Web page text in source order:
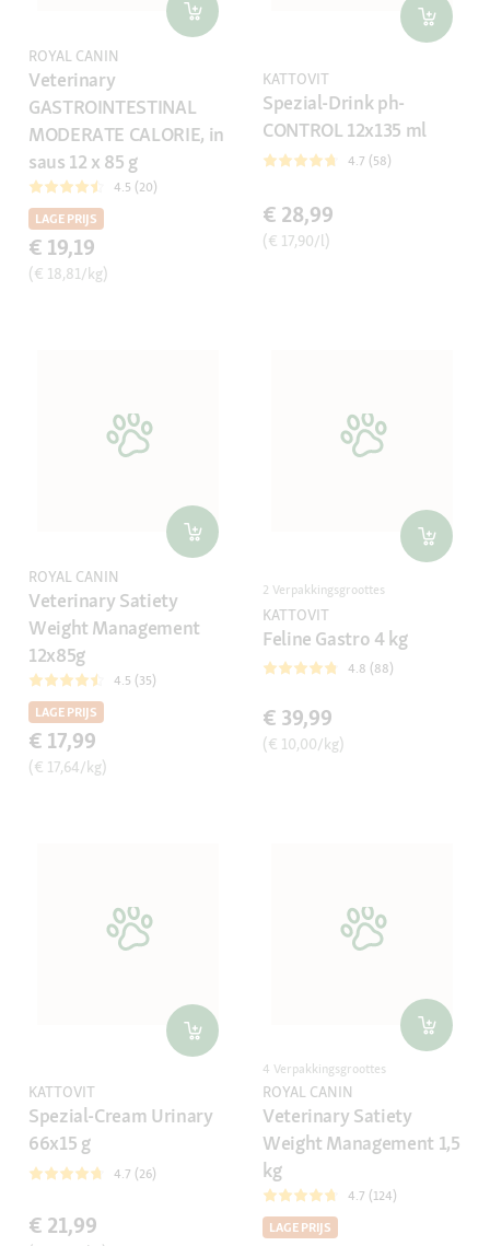
ROYAL CANIN
Veterinary
GASTROINTESTINAL
MODERATE CALORIE, in
saus 12 x 85 g
4.5 (20)
LAGE PRIJS
€ 19,19
(€ 18,81/kg)
KATTOVIT
Spezial-Drink ph-
CONTROL 12x135 ml
4.7 (58)
€ 28,99
(€ 17,90/l)
ROYAL CANIN
Veterinary Satiety
Weight Management
12x85g
4.5 (35)
LAGE PRIJS
€ 17,99
(€ 17,64/kg)
2 Verpakkingsgroottes
KATTOVIT
Feline Gastro 4 kg
4.8 (88)
€ 39,99
(€ 10,00/kg)
KATTOVIT
Spezial-Cream Urinary
66x15 g
4.7 (26)
€ 21,99
4 Verpakkingsgroottes
ROYAL CANIN
Veterinary Satiety
Weight Management 1,5
kg
4.7 (124)
LAGE PRIJS